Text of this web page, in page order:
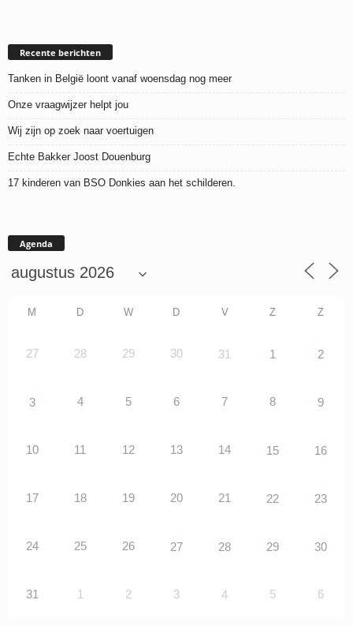
Recente berichten
Tanken in België loont vanaf woensdag nog meer
Onze vraagwijzer helpt jou
Wij zijn op zoek naar voertuigen
Echte Bakker Joost Douenburg
17 kinderen van BSO Donkies aan het schilderen.
Agenda
M D W D V Z Z
27 28 29 30 31 1 2
3 4 5 6 7 8 9
10 11 12 13 14 15 16
17 18 19 20 21 22 23
24 25 26 27 28 29 30
31 1 2 3 4 5 6